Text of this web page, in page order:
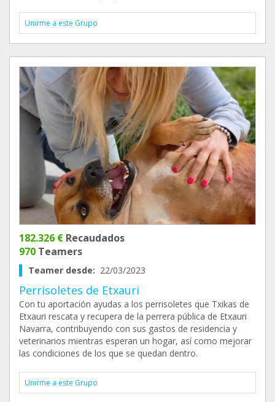
Unirme a este Grupo
182.326 € Recaudados
970 Teamers
Teamer desde: 22/03/2023
Perrisoletes de Etxauri
Con tu aportación ayudas a los perrisoletes que Txikas de
Etxauri rescata y recupera de la perrera pública de Etxauri
Navarra, contribuyendo con sus gastos de residencia y
veterinarios mientras esperan un hogar, así como mejorar
las condiciones de los que se quedan dentro.
Unirme a este Grupo